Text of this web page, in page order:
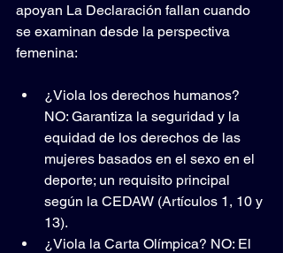
apoyan La Declaración fallan cuando
se examinan desde la perspectiva
femenina:
¿Viola los derechos humanos?
NO: Garantiza la seguridad y la
equidad de los derechos de las
mujeres basados en el sexo en el
deporte; un requisito principal
según la CEDAW (Artículos 1, 10 y
13).
¿Viola la Carta Olímpica? NO: El